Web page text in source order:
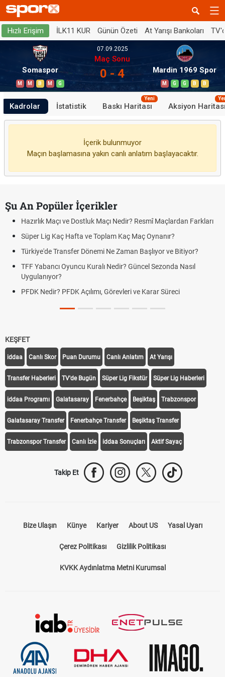
Hızlı Erişim İLK11 KUR Günün Özeti At Yarışı Bankoları
Somaspor
M M B M G
07.09.2025
Maç Sonu
0 - 4 Mardin 1969 Spor
M G G B B
Kadrolar İstatistik Baskı Haritası
Yeni
Aksiyon
İçerik bulunmuyor
Maçın başlamasına yakın canlı anlatım başlayacaktır.
Şu An Popüler İçerikler
Hazırlık Maçı ve Dostluk Maçı Nedir? Resmî Maçlardan Farkları
Süper Lig Kaç Hafta ve Toplam Kaç Maç Oynanır?
Türkiye'de Transfer Dönemi Ne Zaman Başlıyor ve Bitiyor?
TFF Yabancı Oyuncu Kuralı Nedir? Güncel Sezonda Nasıl
Uygulanıyor?
PFDK Nedir? PFDK Açılımı, Görevleri ve Karar Süreci
KEŞFET
iddaa Canlı Skor Puan Durumu Canlı Anlatım At Yarışı
Transfer Haberleri TV'de Bugün Süper Lig Fikstür Süper Lig Haberleri
iddaa Programı Galatasaray Fenerbahçe Beşiktaş Trabzonspor
Galatasaray Transfer Fenerbahçe Transfer Beşiktaş Transfer
Trabzonspor Transfer Canlı İzle iddaa Sonuçları Aktif Sayaç
Takip Et
Bize Ulaşın Künye Kariyer About US Yasal Uyarı
Çerez Politikası Gizlilik Politikası
KVKK Aydınlatma Metni Kurumsal